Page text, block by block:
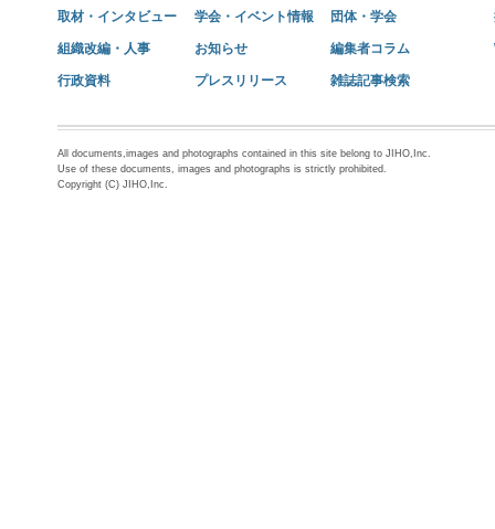
取材・インタビュー 学会・イベント情報 団体・学会
組織改編・人事 お知らせ 編集者コラム
行政資料 プレスリリース 雑誌記事検索
All documents,images and photographs contained in this site belong to JIHO,Inc.
Use of these documents, images and photographs is strictly prohibited.
Copyright (C) JIHO,Inc.